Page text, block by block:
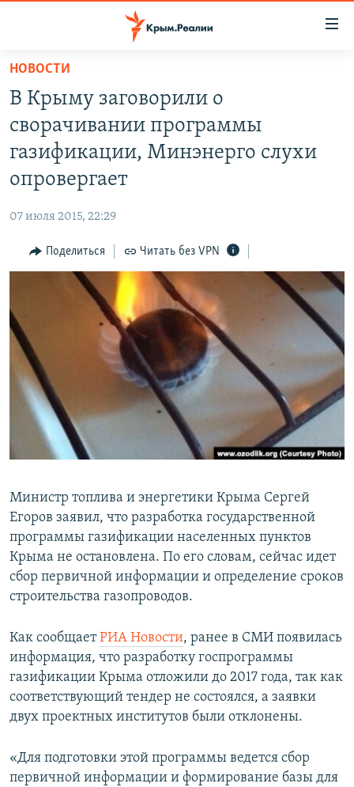
Вернуться
основному
содержанию
Вернутся
главной
Вернутся
поиску
СПЕЦПРОЕКТЫ
ГРУЗ 200
ВОДА
ИНФОГРАФИКА
ТЕЛЕПРОЕКТ КРЫМ.РЕАЛИИ
СОВЕТЫ ПРАВОЗАЩИТНИКОВ
ПРОПАВШИЕ БЕЗ ВЕСТИ
ПОБЕДИТЕЛЕЙ НЕ СУДЯТ?
КРЫМ.НЕПОКОРЕННЫЙ
ELIFBE
УКРАИНСКАЯ ПРОБЛЕМА КРЫМА
РАДІО СВОБОДА
КАК ОБОЙТИ БЛОКИРОВКУ
Українською
Qırımtatar
ПРИСОЕДИНЯЙТЕСЬ!
НОВОСТИ
В Крыму заговорили о
сворачивании программы
газификации, Минэнерго слухи
опровергает
07 июля 2015, 22:29
Поделиться Читать без VPN
Министр топлива и энергетики Крыма Сергей
Егоров заявил, что разработка государственной
программы газификации населенных пунктов
Крыма не остановлена. По его словам, сейчас идет
сбор первичной информации и определение сроков
строительства газопроводов.
Как сообщаетРИА Новости, ранее в СМИ появилась
информация, что разработку госпрограммы
газификации Крыма отложили до 2017 года, так как
соответствующий тендер не состоялся, а заявки
двух проектных институтов были отклонены.
«Для подготовки этой программы ведется сбор
первичной информации и формирование базы для